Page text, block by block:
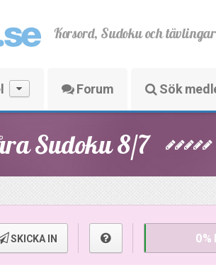
Korsord, Sudoku och
Forum Sök
Sudoku 8/7
SKICKA IN 0%